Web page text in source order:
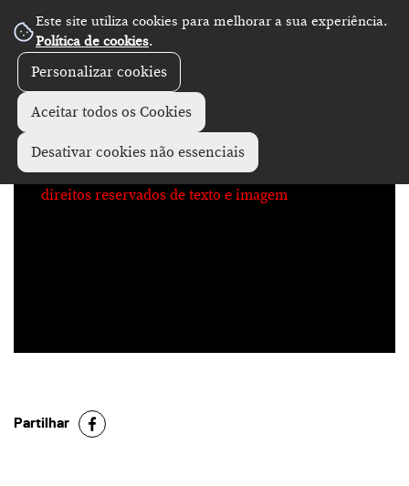
Este site utiliza cookies para melhorar a sua experiência.
Política de cookies.
Personalizar cookies
Aceitar todos os Cookies
Desativar cookies não essenciais
No Record
direitos reservados de texto e imagem
Partilhar